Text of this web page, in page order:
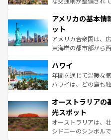
ンツ一覧を参照して
の建物がそのまま残
博物館もあり、アル
ことができる。国民
者向けの交通パス提
着のスイス情報は
アメリカの基本情
ット
アメリカ合衆国は、
東海岸の都市部から
のような巨大都市は
ンメントが詰まった
西部には大自然が広
部のニューオーリン
文化が魅力。旅行者
しみながら、その多
るだろう。車でのロ
ハワイ
年間を通じて温暖な
ハワイは、どの島も
ワイ島は見逃せない
島だが、静かな自然
おすすめ。エメラル
文化や歴史が息づい
オーストラリアの
光スポット
オーストラリアは、
シドニーのシンボル